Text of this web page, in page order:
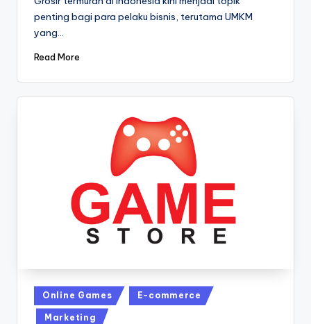
penting bagi para pelaku bisnis, terutama UMKM
yang…
Read More
Posted
in
Online Games E-commerce
Marketing